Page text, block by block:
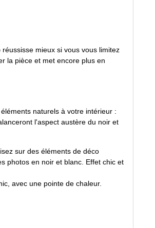
mieux si vous vous limitez
la pièce et met encore plus en
naturels à votre intérieur :
l'aspect austère du noir et
sur des éléments de déco
photos en noir et blanc. Effet chic et
avec une pointe de chaleur.